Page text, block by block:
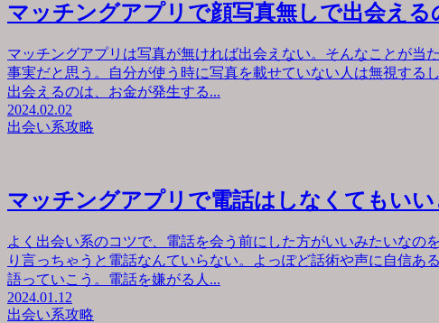
マッチングアプリで顔写真無しで出会える
マッチングアプリは写真が無ければ出会えない。そんなことが当
事実だと思う。自分が使う時に写真を載せていない人は無視する
出会えるのは、お金が発生する...
2024.02.02
出会い系攻略
マッチングアプリで電話はしなくてもい
よく出会い系のコツで、電話を会う前にした方がいいみたいなの
り言っちゃうと電話なんていらない。よっぽど話術や声に自信あ
語っていこう。電話を嫌がる人...
2024.01.12
出会い系攻略